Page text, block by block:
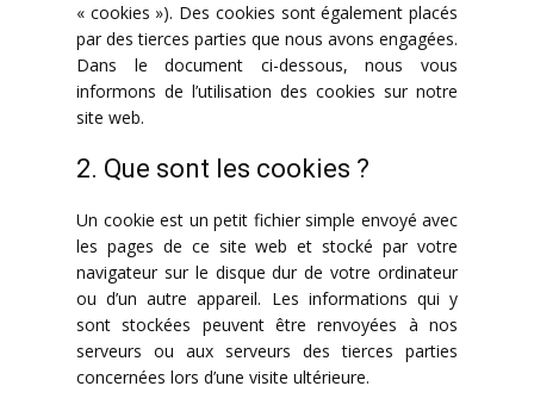
« cookies »). Des cookies sont également placés
par des tierces parties que nous avons engagées.
Dans le document ci-dessous, nous vous
informons de l’utilisation des cookies sur notre
site web.
2. Que sont les cookies ?
Un cookie est un petit fichier simple envoyé avec
les pages de ce site web et stocké par votre
navigateur sur le disque dur de votre ordinateur
ou d’un autre appareil. Les informations qui y
sont stockées peuvent être renvoyées à nos
serveurs ou aux serveurs des tierces parties
concernées lors d’une visite ultérieure.